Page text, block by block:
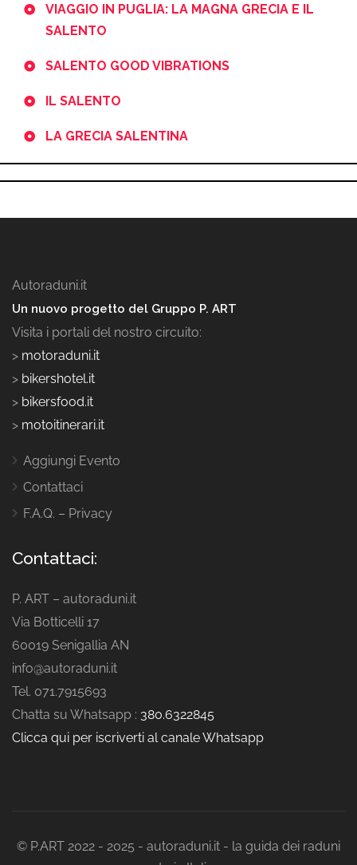
VIAGGIO IN PUGLIA: LA MAGNA GRECIA E IL
SALENTO
SALENTO GOOD VIBRATIONS
IL SALENTO
LA GRECIA SALENTINA
Autoraduni.it
Un nuovo progetto del Gruppo P. ART
Visita i portali del nostro circuito:
> motoraduni.it
> bikershotel.it
> bikersfood.it
> motoitinerari.it
Aggiungi Evento
Contattaci
F.A.Q. – Privacy
Contattaci:
P. ART – autoraduni.it
Via Botticelli 17
60019 Senigallia AN
info@autoraduni.it
Tel. 071.7915693
Chatta su Whatsapp : 380.6322845
Clicca qui per iscriverti al canale Whatsapp
© P.ART 2022 - 2025 - autoraduni.it - la guida dei raduni